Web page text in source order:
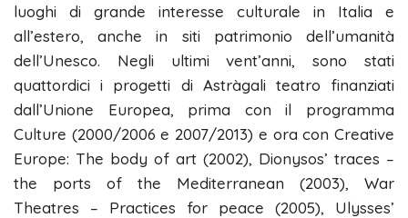
luoghi di grande interesse culturale in Italia e
all’estero, anche in siti patrimonio dell’umanità
dell’Unesco. Negli ultimi vent’anni, sono stati
quattordici i progetti di Astràgali teatro finanziati
dall’Unione Europea, prima con il programma
Culture (2000/2006 e 2007/2013) e ora con Creative
Europe: The body of art (2002), Dionysos’ traces –
the ports of the Mediterranean (2003), War
Theatres – Practices for peace (2005), Ulysses’